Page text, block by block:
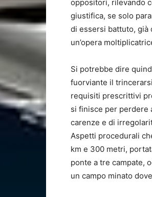
oppositori, rilevando
giustifica, se solo
di essersi battuto, già
un’opera
Si potrebbe dire
fuorviante il
requisiti prescrittivi
si finisce per perdere
carenze e di
Aspetti procedurali
km e 300 metri,
ponte a tre campate,
un campo minato